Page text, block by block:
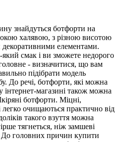
знайдуться ботфорти на
халявою, з різною висотою
декоративними елементами.
який смак і ви зможете недорого
- визначитися, що вам
підібрати модель
До речі, ботфорти, які можна
магазині також можна
ботфорти. Міцні,
легко очищаються практично від
такого взуття можна
тягнеться, ніж замшеві
До головних причин купити